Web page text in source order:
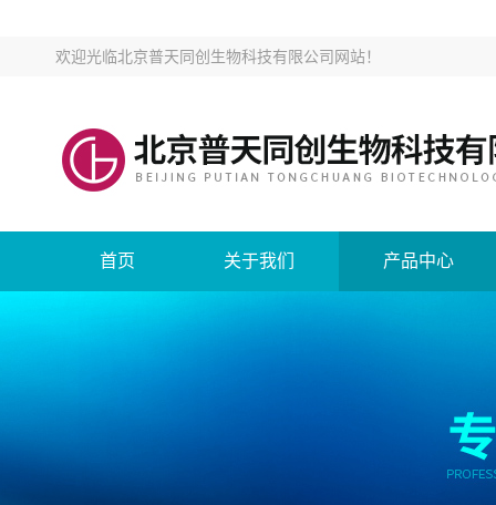
欢迎光临北京普天同创生物科技有限公司网站！
首页 关于我们 产品中心